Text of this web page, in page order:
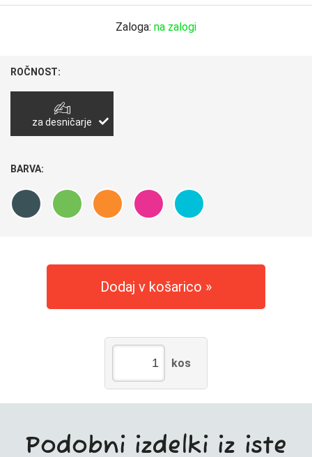
Zaloga: na zalogi
ROČNOST:
za desničarje
BARVA:
Dodaj v košarico
kos
Podobni izdelki iz iste